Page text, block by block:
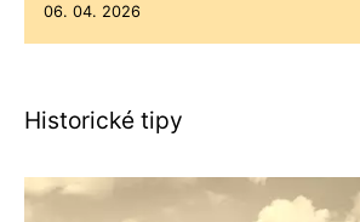
06. 04. 2026
Historické tipy